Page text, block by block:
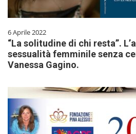
6 Aprile 2022
“La solitudine di chi resta”.
sessualità femminile senza
Vanessa Gagino.